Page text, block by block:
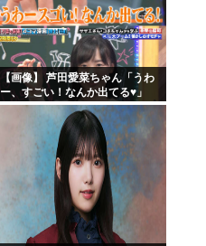
【画像】 芦田愛菜ちゃん「うわ
ー、すごい！なんか出てる♥」